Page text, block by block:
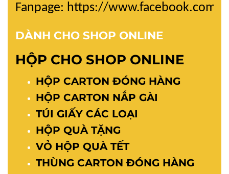
Fanpage: https://www.facebook.com/
DÀNH CHO SHOP ONLINE
HỘP CHO SHOP ONLINE
HỘP CARTON ĐÓNG HÀNG
HỘP CARTON NẮP GÀI
TÚI GIẤY CÁC LOẠI
HỘP QUÀ TẶNG
VỎ HỘP QUÀ TẾT
THÙNG CARTON ĐÓNG HÀNG